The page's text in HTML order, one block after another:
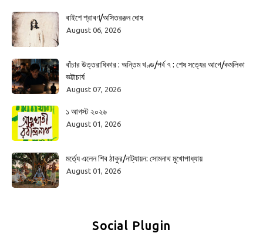
বাইশে শ্রাবণ/অসিতরঞ্জন ঘোষ
August 06, 2026
বাঁচার উত্তরাধিকার : অন্তিম খণ্ড/পর্ব ৭ : শেষ সত্যের আগে/কমলিকা
ভট্টাচার্য
August 07, 2026
১ আগস্ট ২০২৬
August 01, 2026
মর্ত্যে এলেন শিব ঠাকুর/নাট্যায়ন: সোমনাথ মুখোপাধ্যায়
August 01, 2026
Social Plugin